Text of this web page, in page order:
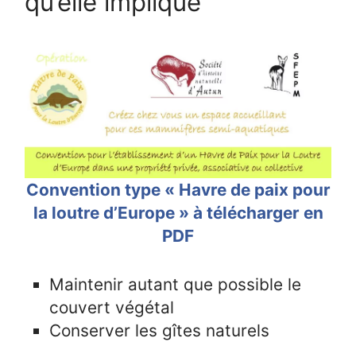
Convention type « Havre de paix pour
la loutre d’Europe » à télécharger en
PDF
Maintenir autant que possible le
couvert végétal
Conserver les gîtes naturels